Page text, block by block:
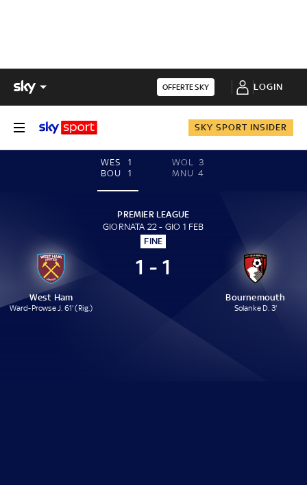
OFFERTE SKY LOGIN
SKY SPORT INSIDER
WES
1
BOU
1
WOL
3
MNU 4
PREMIER LEAGUE
GIORNATA 22 - GIO 1 FEB
FINE
West Ham
Ward-Prowse J. 61' (Rig.)
1 - 1
Bournemouth
Solanke D. 3'